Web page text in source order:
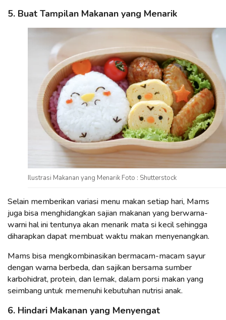
5. Buat Tampilan Makanan yang Menarik
Ilustrasi Makanan yang Menarik Foto : Shutterstock
Selain memberikan variasi menu makan setiap hari, Mams
juga bisa menghidangkan sajian makanan yang berwarna-
warni hal ini tentunya akan menarik mata si kecil sehingga
diharapkan dapat membuat waktu makan menyenangkan.
Mams bisa mengkombinasikan bermacam-macam sayur
dengan warna berbeda, dan sajikan bersama sumber
karbohidrat, protein, dan lemak, dalam porsi makan yang
seimbang untuk memenuhi kebutuhan nutrisi anak.
6. Hindari Makanan yang Menyengat